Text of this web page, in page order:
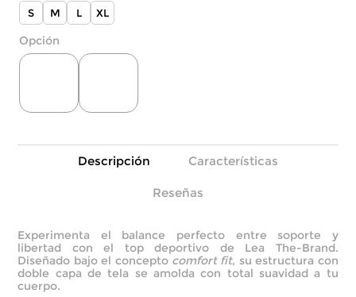
S M L XL
Descripción Características
Reseñas
Experimenta el balance perfecto entre soporte y
libertad con el top deportivo de Lea The-Brand.
Diseñado bajo el concepto comfort fit, su estructura con
doble capa de tela se amolda con total suavidad a tu
cuerpo.